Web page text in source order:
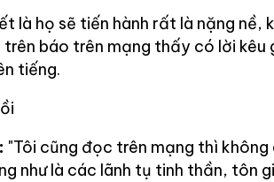
là họ sẽ tiến hành rất là nặng nề,
báo trên mạng thấy có lời kêu
tiếng.
"Tôi cũng đọc trên mạng thì
như là các lãnh tụ tinh thần, tôn